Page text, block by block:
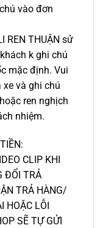
vào đơn
REN THUẬN sử
k ghi chú
mặc định. Vui
và ghi chú
ren nghịch
nhiệm.
CLIP KHI
ĐỔI TRẢ
TRẢ HÀNG/
HOẶC LỖI
SẼ TỰ GỬI